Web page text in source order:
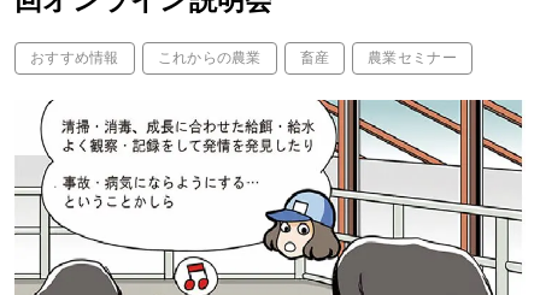
おすすめ情報 これからの農業 畜産 農業セミナー